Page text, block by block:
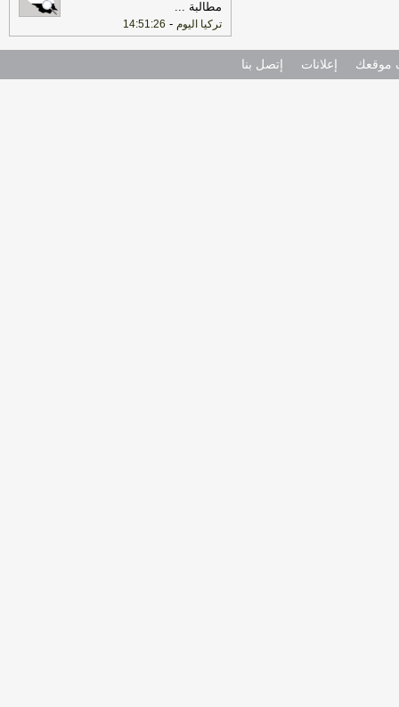
مطالبة ...
تركيا اليوم -
14:51:26
موقعك إعلانات إتصل بنا